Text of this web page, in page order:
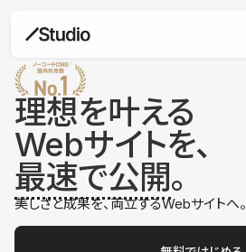
理想を叶える
Webサイトを、
最速で公開。
美しさと成果を、両立するWebサイトへ。